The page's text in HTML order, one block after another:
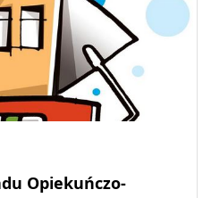
Opiekuńczo-